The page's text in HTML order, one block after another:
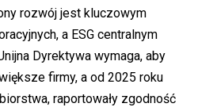
rozwój jest kluczowym
a ESG centralnym
Dyrektywa wymaga, aby
firmy, a od 2025 roku
raportowały zgodność